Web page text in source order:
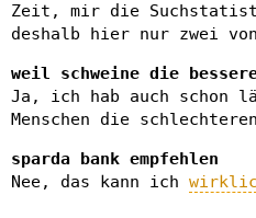
Zeit, mir die
deshalb hier nur zwei von
weil schweine die
Ja, ich hab auch schon
Menschen die
sparda bank empfehlen
Nee, das kann ich